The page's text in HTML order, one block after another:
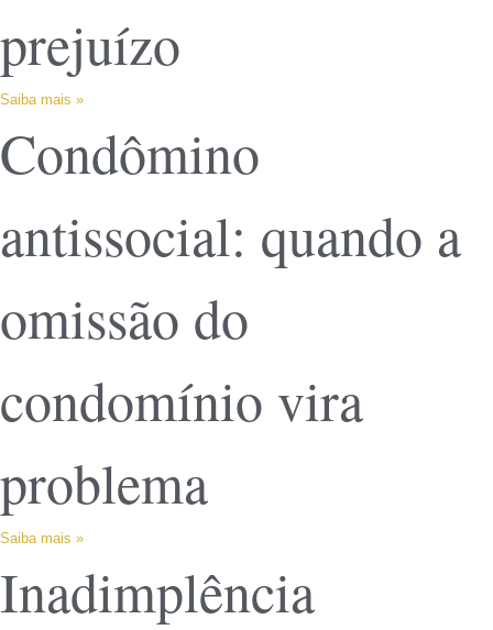
prejuízo
Saiba mais »
Condômino
antissocial: quando a
omissão do
condomínio vira
problema
Saiba mais »
Inadimplência